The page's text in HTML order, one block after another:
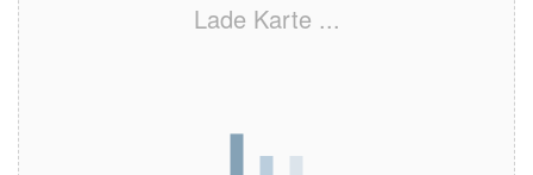
Lade Karte ...